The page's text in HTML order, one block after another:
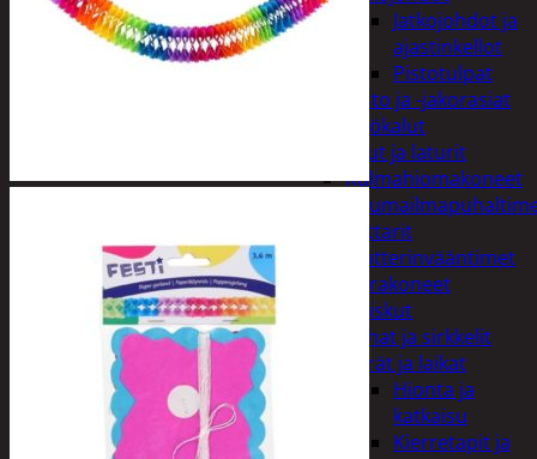
Jatkojohdot ja
ajastinkellot
Pistotulpat
Pisto ja -jakorasiat
Sähkötyökalut
Akut ja laturit
Kulmahiomakoneet
Mittarit
Mutterinvääntimet
Porakoneet
Ruiskut
Sahat ja sirkkelit
Terät ja laikat
Hionta ja
katkaisu
Kierretapit ja